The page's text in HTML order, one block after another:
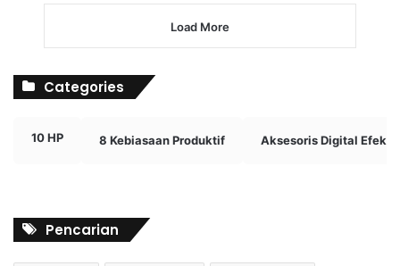
Load More
Categories
10 HP 8 Kebiasaan Produktif Aksesoris Digital Efektif
Pencarian